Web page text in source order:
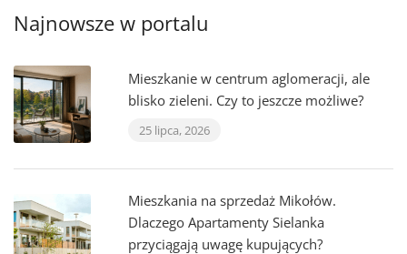
Najnowsze w portalu
Mieszkanie w centrum aglomeracji, ale
blisko zieleni. Czy to jeszcze możliwe?
25 lipca, 2026
Mieszkania na sprzedaż Mikołów.
Dlaczego Apartamenty Sielanka
przyciągają uwagę kupujących?